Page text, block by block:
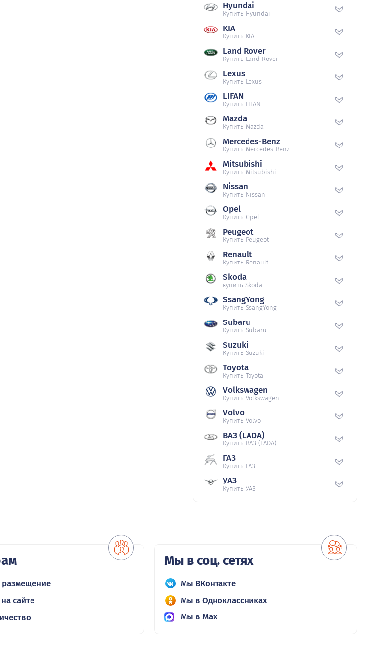
Hyundai
Купить Hyundai
KIA
Купить KIA
Land Rover
Купить Land Rover
Lexus
Купить Lexus
LIFAN
Купить LIFAN
Mazda
Купить Mazda
Mercedes-Benz
Купить Mercedes-Benz
Mitsubishi
Купить Mitsubishi
Nissan
Купить Nissan
Opel
Купить Opel
Peugeot
Купить Peugeot
Renault
Купить Renault
Skoda
купить Skoda
SsangYong
Купить SsangYong
Subaru
Купить Subaru
Suzuki
Купить Suzuki
Toyota
Купить Toyota
Volkswagen
Купить Volkswagen
Volvo
Купить Volvo
ВАЗ (LADA)
Купить ВАЗ (LADA)
ГАЗ
Купить ГАЗ
УАЗ
Купить УАЗ
размещение
сайте
Мы в соц. сетях
Мы ВКонтакте
Мы в Одноклассниках
Мы в Max